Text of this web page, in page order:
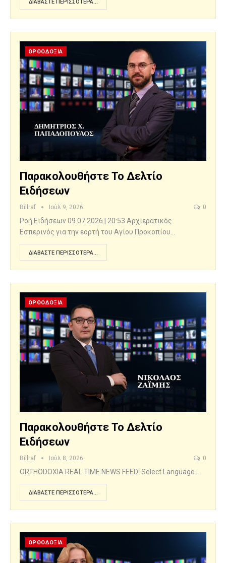
ΔΙΑΒΆΣΤΕ ΠΕΡΙΣΣΌΤΕΡΑ...
ΟΡΘΟΔΟΞΙΑ
Παρακολουθήστε Το Δελτίο
Ειδήσεων
Billraf Ιούλ 9, 2026 0
Ροή Ειδήσεων 09.07.2026 | 20:53 Αρχιερατικός
Εσπερινός για την εορτή του Αγίου Προκοπίου…
ΔΙΑΒΆΣΤΕ ΠΕΡΙΣΣΌΤΕΡΑ...
ΟΡΘΟΔΟΞΙΑ
Παρακολουθήστε Το Δελτίο
Ειδήσεων
Billraf Ιούλ 8, 2026 0
ORTHODOXIA REAL TIME NEWS FEED: Select Language…
ΔΙΑΒΆΣΤΕ ΠΕΡΙΣΣΌΤΕΡΑ...
ΟΡΘΟΔΟΞΙΑ